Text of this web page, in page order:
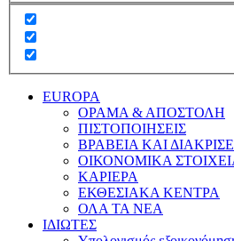
EUROPA
ΟΡΑΜΑ & ΑΠΟΣΤΟΛΗ
ΠΙΣΤΟΠΟΙΗΣΕΙΣ
ΒΡΑΒΕΙΑ ΚΑΙ
ΟΙΚΟΝΟΜΙΚΑ
ΚΑΡΙΕΡΑ
ΕΚΘΕΣΙΑΚΑ ΚΕΝΤΡΑ
ΟΛΑ ΤΑ ΝΕΑ
ΙΔΙΩΤΕΣ